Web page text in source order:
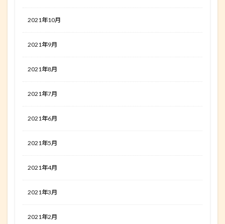
2021年10月
2021年9月
2021年8月
2021年7月
2021年6月
2021年5月
2021年4月
2021年3月
2021年2月